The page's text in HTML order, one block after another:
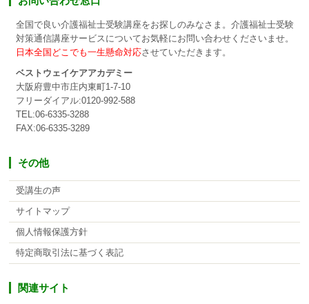
全国で良い介護福祉士受験講座をお探しのみなさま。介護福祉士受験
対策通信講座サービスについてお気軽にお問い合わせくださいませ。
日本全国どこでも一生懸命対応させていただきます。
ベストウェイケアアカデミー
大阪府豊中市庄内東町1-7-10
フリーダイアル:0120-992-588
TEL:06-6335-3288
FAX:06-6335-3289
その他
受講生の声
サイトマップ
個人情報保護方針
特定商取引法に基づく表記
関連サイト